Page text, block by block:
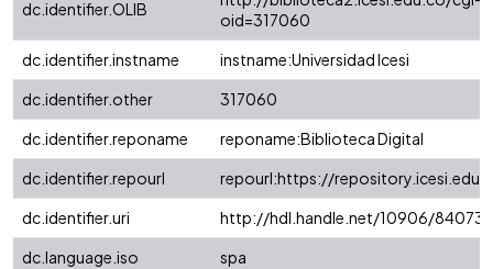
dc.identifier.OLIB
oid=317060
dc.identifier.instname
instname:Universidad Icesi
dc.identifier.other
317060
dc.identifier.reponame
reponame:Biblioteca Digital
dc.identifier.repourl
repourl:https://
dc.identifier.uri
http://hdl.handle.net/10906/84073
dc.language.iso
spa